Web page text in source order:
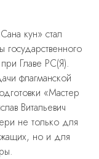
кун» стал
Главе РС(Я).
флагманской
«Мастер
Витальевич
не только для
но и для